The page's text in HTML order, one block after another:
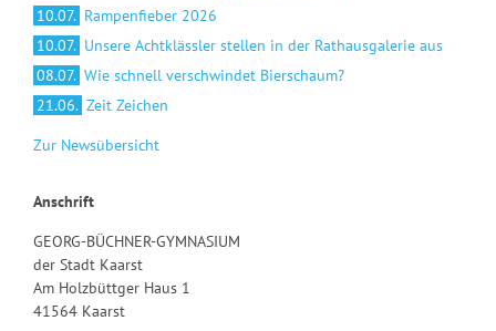
10.07. Rampenfieber 2026
10.07. Unsere Achtklässler stellen in der Rathausgalerie aus
08.07. Wie schnell verschwindet Bierschaum?
21.06. Zeit Zeichen
Zur Newsübersicht
Anschrift
GEORG-BÜCHNER-GYMNASIUM
der Stadt Kaarst
Am Holzbüttger Haus 1
41564 Kaarst